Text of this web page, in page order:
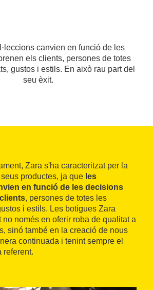
canvien en funció de les
els clients, persones de totes
gustos i estils. En això rau part del
seu èxit.
Zara s'ha caracteritzat per la
productes, ja que les
en funció de les decisions
, persones de totes les
i estils. Les botigues Zara
no només en oferir roba de qualitat a
sinó també en la creació de nous
continuada i tenint sempre el
referent.